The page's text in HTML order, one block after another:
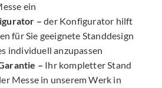
ein
– der Konfigurator hilft
für Sie geeignete Standdesign
individuell anzupassen
– Ihr kompletter Stand
Messe in unserem Werk in